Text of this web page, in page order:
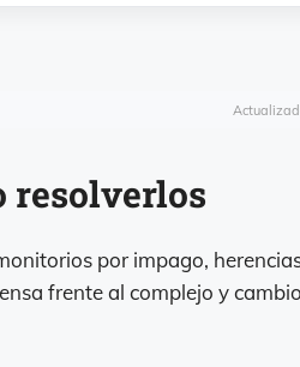
resolverlos
por impago,
frente al complejo y